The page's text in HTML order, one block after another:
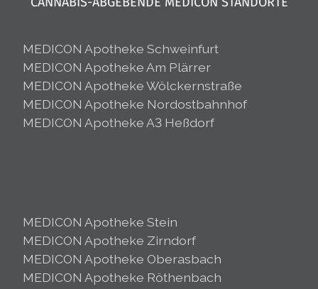
MEDICON Apotheke Schweinfurt
MEDICON Apotheke Am Plärrer
MEDICON Apotheke Wölckernstraße
MEDICON Apotheke Nordostbahnhof
MEDICON Apotheke A3 Heßdorf
MEDICON Apotheke Stein
MEDICON Apotheke Zirndorf
MEDICON Apotheke Oberasbach
MEDICON Apotheke Röthenbach